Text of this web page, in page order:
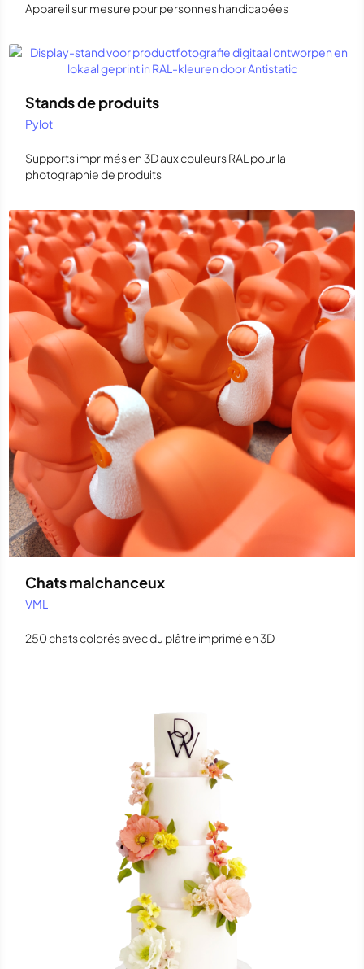
Appareil sur mesure pour personnes handicapées
Stands de produits
Pylot
Supports imprimés en 3D aux couleurs RAL pour la
photographie de produits
Chats malchanceux
VML
250 chats colorés avec du plâtre imprimé en 3D